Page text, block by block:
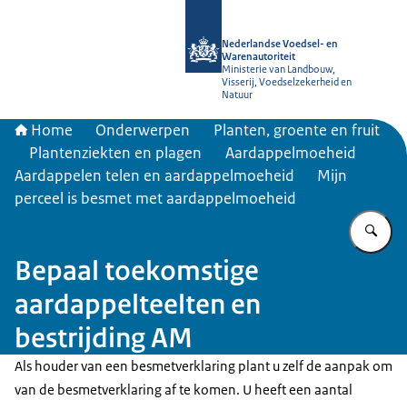
Nederlandse Voedsel- en
Warenautoriteit
Ministerie van Landbouw,
Visserij, Voedselzekerheid en
Natuur
Home Onderwerpen
Planten, groente en fruit
Plantenziekten en plagen
Aardappelmoeheid
Aardappelen telen en aardappelmoeheid
Mijn
perceel is besmet met aardappelmoeheid
Bepaal toekomstige
aardappelteelten en
bestrijding AM
Als houder van een besmetverklaring plant u zelf de aanpak om
van de besmetverklaring af te komen. U heeft een aantal